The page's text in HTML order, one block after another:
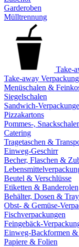
Garderoben
Mülltrennung
Take-
Take-away
Menüschalen &
Siegelschalen
Sandwich-
Pizzakartons
Pommes-,
Catering
Tragetaschen &
Einweg-Geschirr
Becher, Flaschen &
Beutel & Verschlüsse
Etiketten & Banderolen
Behälter, Dosen &
Obst- & Gemüse-
Fischverpackungen
Feingebäck-
Einweg-Backformen
Papiere & Folien